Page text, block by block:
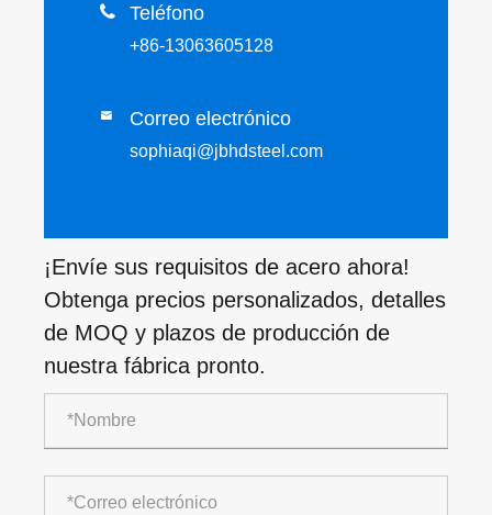
 Teléfono
+86-13063605128
 Correo electrónico
sophiaqi@jbhdsteel.com
¡Envíe sus requisitos de acero ahora!
Obtenga precios personalizados, detalles
de MOQ y plazos de producción de
nuestra fábrica pronto.